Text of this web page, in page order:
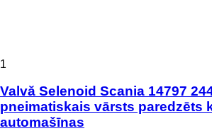
1
Valvă Selenoid Scania 14797
pneimatiskais vārsts paredzēts
automašīnas